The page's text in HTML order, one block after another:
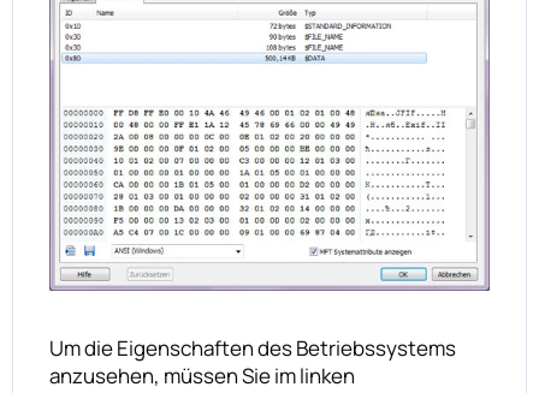
Um die Eigenschaften des Betriebssystems
anzusehen, müssen Sie im linken